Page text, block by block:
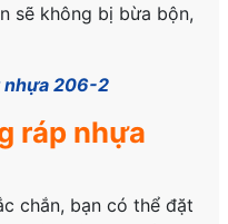
sẽ không bị bừa bộn,
nhựa 206-2
ráp nhựa
chắn, bạn có thể đặt